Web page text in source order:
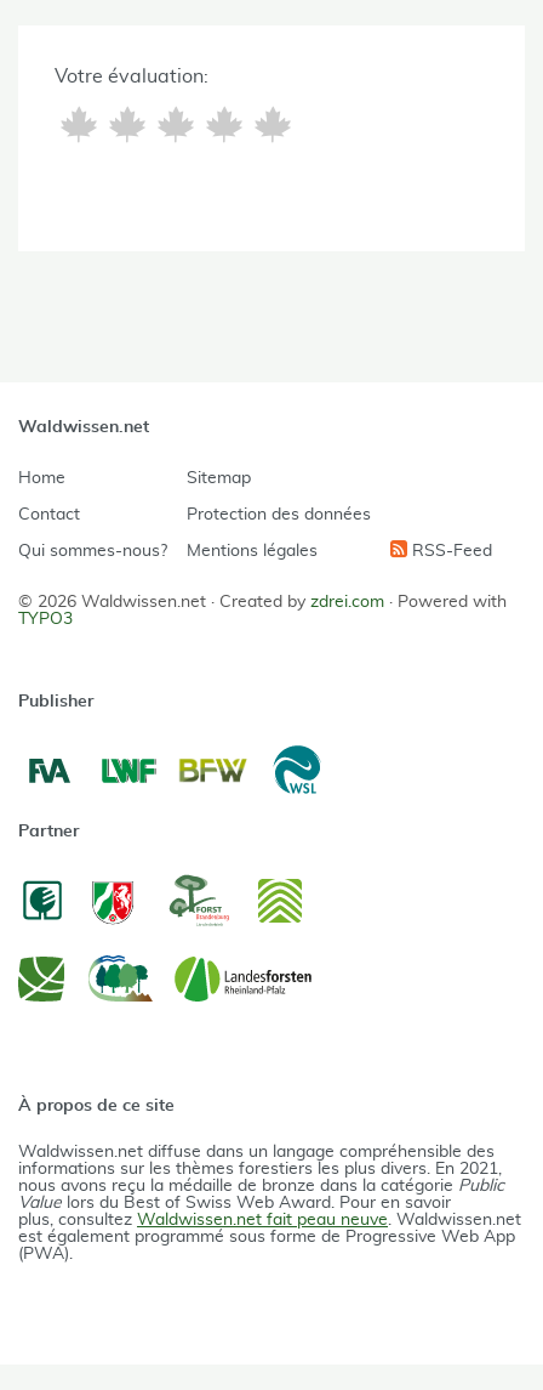
Votre évaluation:
Waldwissen.net
Home
Contact
Qui sommes-nous?
Sitemap
Protection des données
Mentions légales RSS-Feed
© 2026 Waldwissen.net · Created by zdrei.com · Powered with
TYPO3
Publisher
Partner
À propos de ce site
Waldwissen.net diffuse dans un langage compréhensible des
informations sur les thèmes forestiers les plus divers. En 2021,
nous avons reçu la médaille de bronze dans la catégorie Public
Value lors du Best of Swiss Web Award. Pour en savoir
plus, consultez Waldwissen.net fait peau neuve. Waldwissen.net
est également programmé sous forme de Progressive Web App
(PWA).